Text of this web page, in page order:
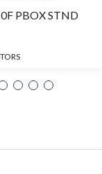
PBOX STND